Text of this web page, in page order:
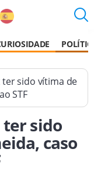
ter sido vítima de
STF
ter sido
caso